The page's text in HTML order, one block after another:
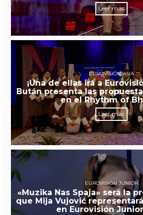
Leer más
EUROVISIÓN ASIA
¡Una de ellas irá a
Bután presenta las
en el Rhythm of
Leer más
EUROVISIÓN JUNIOR
«Muzika Nas Spaja» será la
que Mija Vujović
en Eurovisión